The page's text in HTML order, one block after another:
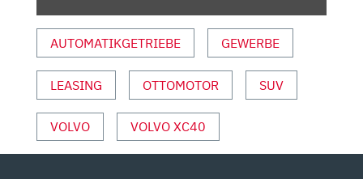
TEST“
VON
ANZEIGEN
AUTOMATIKGETRIEBE GEWERBE
LEASING OTTOMOTOR SUV
VOLVO VOLVO XC40